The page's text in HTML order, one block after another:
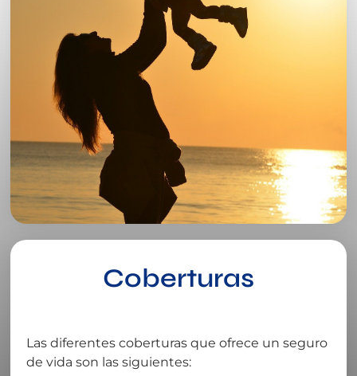
Coberturas
Las diferentes coberturas que ofrece un seguro
de vida son las siguientes: